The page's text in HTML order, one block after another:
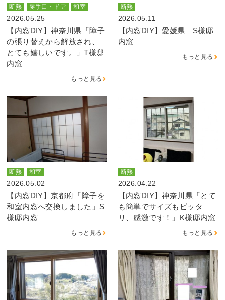
断熱 勝手口・ドア 和室
2026.05.25
【内窓DIY】神奈川県「障子
の張り替えから解放され、
とても嬉しいです。」T様邸
内窓
もっと見る
断熱
2026.05.11
【内窓DIY】愛媛県 S様邸
内窓
もっと見る
断熱 和室
2026.05.02
【内窓DIY】京都府「障子を
和室内窓へ交換しました」S
様邸内窓
もっと見る
断熱
2026.04.22
【内窓DIY】神奈川県「とて
も簡単でサイズもピッタ
リ、感激です！」K様邸内窓
もっと見る